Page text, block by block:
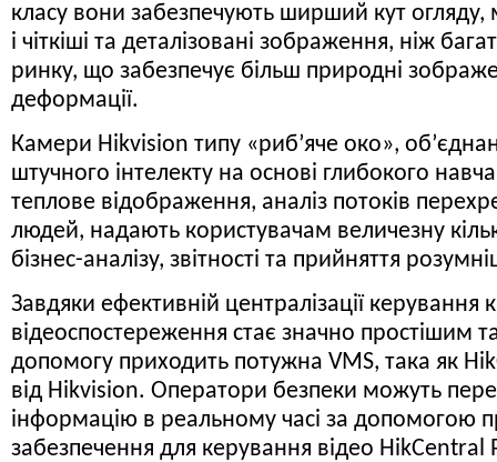
класу вони забезпечують ширший кут
і чіткіші та деталізовані зображення, ніж
ринку, що забезпечує більш природні
деформації.
Камери Hikvision типу «риб’яче око»,
штучного інтелекту на основі глибокого
теплове відображення, аналіз потоків
людей, надають користувачам величезну
бізнес-аналізу, звітності та прийняття
Завдяки ефективній централізації
відеоспостереження стає значно простішим
допомогу приходить потужна VMS, така як
від Hikvision. Оператори безпеки можуть
інформацію в реальному часі за допомогою
забезпечення для керування відео HikCentral